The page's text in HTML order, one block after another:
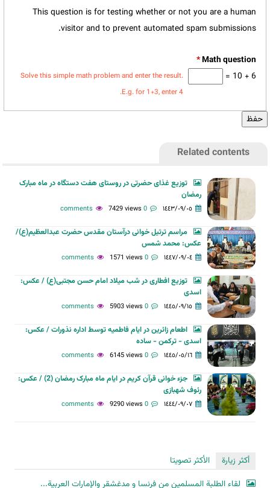
This question is for testing whether or not you are a human
visitor and to prevent automated spam submissions.
*
6 + 10 =
Solve this simple math problem and enter the result.
E.g. for 1+3, enter 4.
Related contents
توزیع غذای حضرتی در روستای هفت دستگاه در ماه مبارک
رمضان
١٤٤٣/٠٩/٠٥ 0 comments
7429 views
مراسم ترتیل خوانی درآستان مقدس حضرت عبدالعظیم(ع)/
عکس: محمد شمس
١٤٤٧/٠٩/٠٤ 0 comments
1571 views
توزیع افطاری در شب میلاد امام حسن مجتبی(ع) / عکس:
اسدی
١٤٤٥/٠٩/١٥ 0 comments
5903 views
اطعام زائرین در ایام فاطمیه توسط اداره نذورات / عکس:
اسدی - ترکمن - ساده
١٤٤٥/٠٥/١٦ 0 comments
6145 views
جزء خوانی قرآن کریم در ایام ماه مبارک رمضان (2) / عکس:
رئوف شهبازی
١٤٤٤/٠٩/٠٧ 0 comments
9290 views
أكثر زيارة
الأكثر تصويتا
لقاء الطلبة المسلمين من فرنسا و مدغشقر والإمارات العربية...